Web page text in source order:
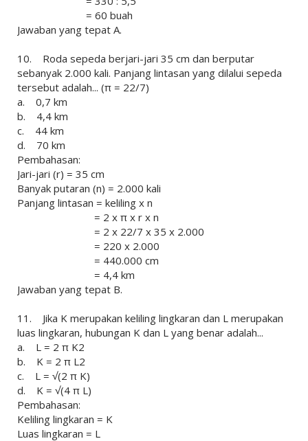
= 60 buah
Jawaban yang tepat A.
10. Roda sepeda berjari-jari 35 cm dan berputar
sebanyak 2.000 kali. Panjang lintasan yang dilalui sepeda
tersebut adalah... (π = 22/7)
a. 0,7 km
b. 4,4 km
c. 44 km
d. 70 km
Pembahasan:
Jari-jari (r) = 35 cm
Banyak putaran (n) = 2.000 kali
Panjang lintasan = keliling x n
= 2 x π x r x n
= 2 x 22/7 x 35 x 2.000
= 220 x 2.000
= 440.000 cm
= 4,4 km
Jawaban yang tepat B.
11. Jika K merupakan keliling lingkaran dan L merupakan
luas lingkaran, hubungan K dan L yang benar adalah...
a. L = 2 π K2
b. K = 2 π L2
c. L = √(2 π K)
d. K = √(4 π L)
Pembahasan:
Keliling lingkaran = K
Luas lingkaran = L